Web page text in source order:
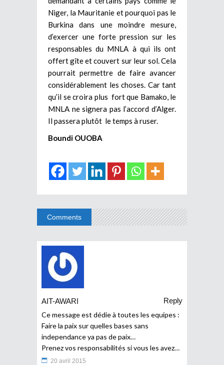
Niger, la Mauritanie et pourquoi pas le
Burkina dans une moindre mesure,
d’exercer une forte pression sur les
responsables du MNLA à qui ils ont
offert gîte et couvert sur leur sol. Cela
pourrait permettre de faire avancer
considérablement les choses. Car tant
qu’il se croira plus fort que Bamako, le
MNLA ne signera pas l’accord d’Alger.
Il passera plutôt le temps à ruser.
Boundi OUOBA
Comments
AIT-AWARI
Reply
Ce message est dédie à toutes les equipes :
Faire la paix sur quelles bases sans
independance ya pas de paix…
Prenez vos responsabilités si vous les avez…
20 avril 2015